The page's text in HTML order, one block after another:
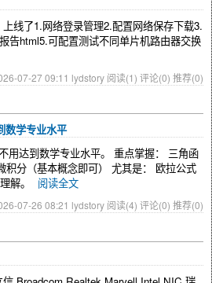
线了1.网络登录管理2.配置网络保存下载3.
告html5.可配置测试不同单片机路由器交换
07-27 09:11 lydstory 阅读(1) 评论(0) 推荐(0)
数学专业水平
用达到数学专业水平。 重点掌握： 三角函
积分（基本概念即可） 尤其是： 欧拉公式
解。
阅读全文
07-26 08:21 lydstory 阅读(4) 评论(0) 推荐(0)